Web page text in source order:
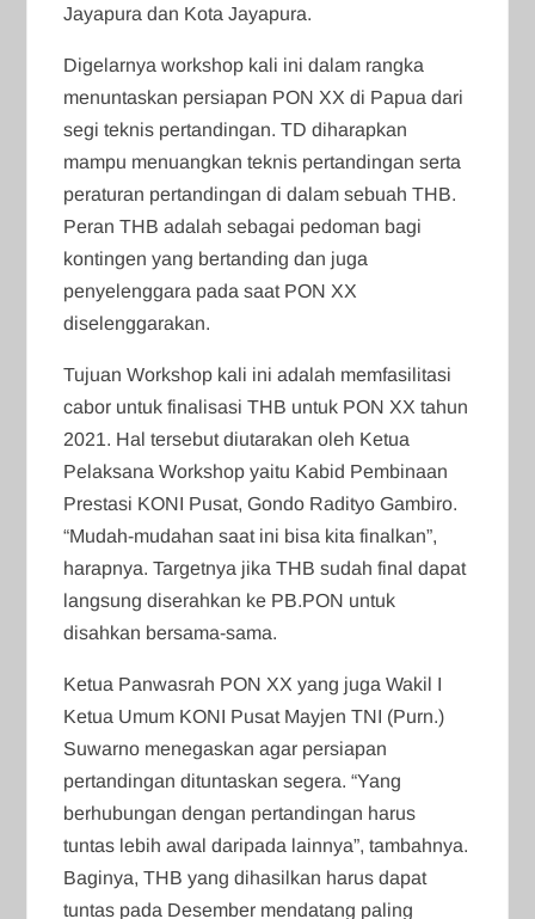
Jayapura dan Kota Jayapura.
Digelarnya workshop kali ini dalam rangka
menuntaskan persiapan PON XX di Papua dari
segi teknis pertandingan. TD diharapkan
mampu menuangkan teknis pertandingan serta
peraturan pertandingan di dalam sebuah THB.
Peran THB adalah sebagai pedoman bagi
kontingen yang bertanding dan juga
penyelenggara pada saat PON XX
diselenggarakan.
Tujuan Workshop kali ini adalah memfasilitasi
cabor untuk finalisasi THB untuk PON XX tahun
2021. Hal tersebut diutarakan oleh Ketua
Pelaksana Workshop yaitu Kabid Pembinaan
Prestasi KONI Pusat, Gondo Radityo Gambiro.
“Mudah-mudahan saat ini bisa kita finalkan”,
harapnya. Targetnya jika THB sudah final dapat
langsung diserahkan ke PB.PON untuk
disahkan bersama-sama.
Ketua Panwasrah PON XX yang juga Wakil I
Ketua Umum KONI Pusat Mayjen TNI (Purn.)
Suwarno menegaskan agar persiapan
pertandingan dituntaskan segera. “Yang
berhubungan dengan pertandingan harus
tuntas lebih awal daripada lainnya”, tambahnya.
Baginya, THB yang dihasilkan harus dapat
tuntas pada Desember mendatang paling